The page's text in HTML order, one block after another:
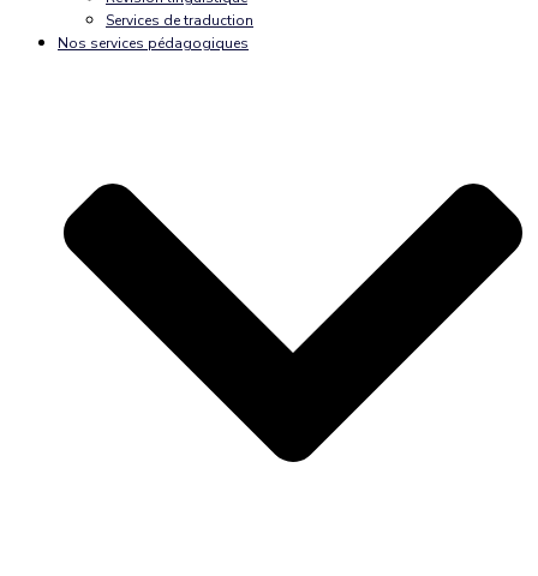
Services de traduction
Nos services pédagogiques